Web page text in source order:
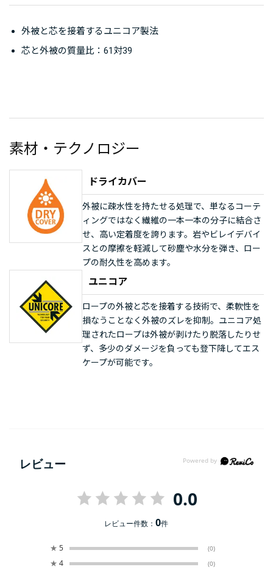
外被と芯を接着するユニコア製法
芯と外被の質量比：61対39
素材・テクノロジー
ドライカバー
外被に疎水性を持たせる処理で、単なるコーテ
ィングではなく繊維の一本一本の分子に結合さ
せ、高い定着度を誇ります。岩やビレイデバイ
スとの摩擦を軽減して砂塵や水分を弾き、ロー
プの耐久性を高めます。
ユニコア
ロープの外被と芯を接着する技術で、柔軟性を
損なうことなく外被のズレを抑制。ユニコア処
理されたロープは外被が剥けたり脱落したりせ
ず、多少のダメージを負っても登下降してエス
ケープが可能です。
レビュー
0.0
レビュー件数：0件
★ 5 (0)
★ 4 (0)